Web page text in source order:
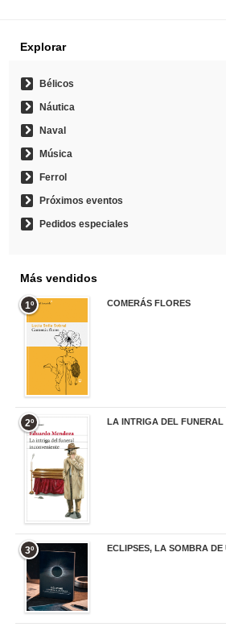
Explorar
Bélicos
Náutica
Naval
Música
Ferrol
Próximos eventos
Pedidos especiales
Más vendidos
1º COMERÁS FLORES
2º LA INTRIGA DEL FUNERAL
3º ECLIPSES, LA SOMBRA